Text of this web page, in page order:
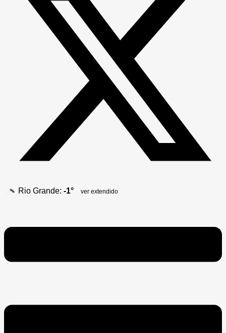
Rio Grande: -1° ver extendido